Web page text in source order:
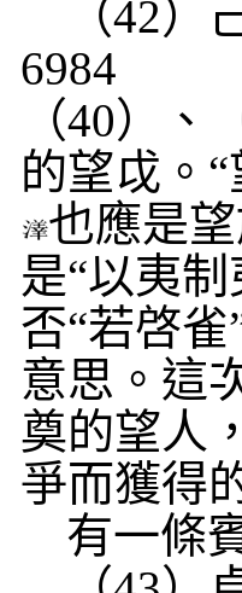
（42）
6984
（40）、
的望戉。
也應是
是“以夷
否“若啓
意思。這
奠的望人
爭而獲得
有一條